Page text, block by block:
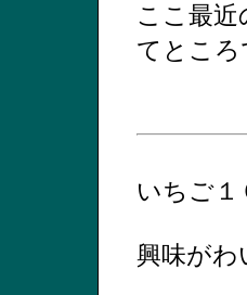
ここ最
てとこ
いちご１
興味がわ